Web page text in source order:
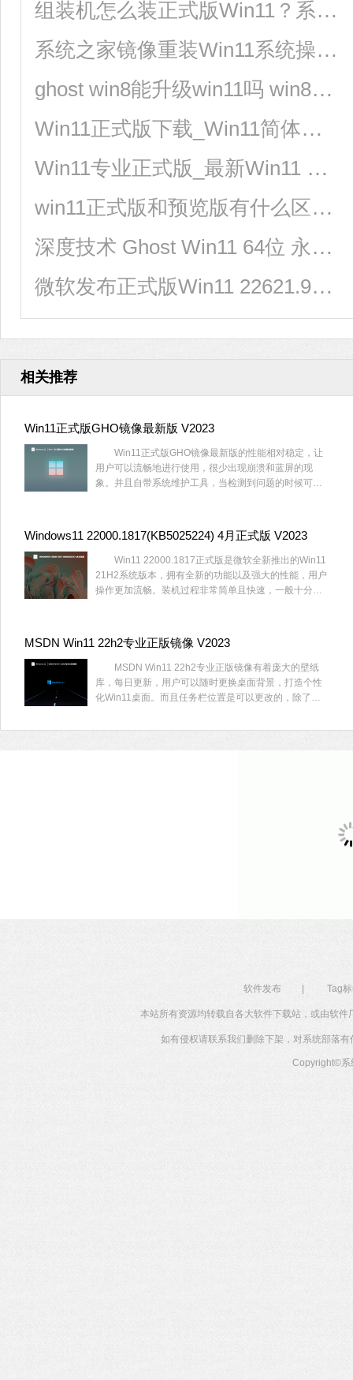
组装机怎么装正式版Win11？系统之家重装Win11系统正式版
系统之家镜像重装Win11系统操作教程
ghost win8能升级win11吗 win8如何快速升级到win11
Win11正式版下载_Win11简体中文完整版下载
Win11专业正式版_最新Win11 64位专业版ISO镜像 V2023
win11正式版和预览版有什么区别？win11正式版和预览版的区别
深度技术 Ghost Win11 64位 永久激活正式版
微软发布正式版Win11 22621.900，一起来看看详细内容！
相关推荐
Win11正式版GHO镜像最新版 V2023
Win11正式版GHO镜像最新版的性能相对稳定，让
用户可以流畅地进行使用，很少出现崩溃和蓝屏的现
象。并且自带系统维护工具，当检测到问题的时候可以
入了许多人性化的服务，如实时字幕等等，十分贴心。
Windows11 22000.1817(KB5025224) 4月正式版 V2023
Win11 22000.1817正式版是微软全新推出的Win11
21H2系统版本，拥有全新的功能以及强大的性能，用户
操作更加流畅。装机过程非常简单且快速，一般十分钟
MSDN Win11 22h2专业正版镜像 V2023
MSDN Win11 22h2专业正版镜像有着庞大的壁纸
库，每日更新，用户可以随时更换桌面背景，打造个性
化Win11桌面。而且任务栏位置是可以更改的，除了放
软件发布 Tag
本站所有资源均转载自各大软件下载站，或由软
如有侵权请联系我们删除下架，对系统部落
Copyright©系